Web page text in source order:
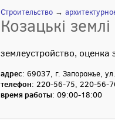
Строительство →
Козацькі
землеустройство, оценка
адрес: 69037, г. Запорожье,
телефон: 220-56-75, 220-56-
время работы: 09:00-18:00